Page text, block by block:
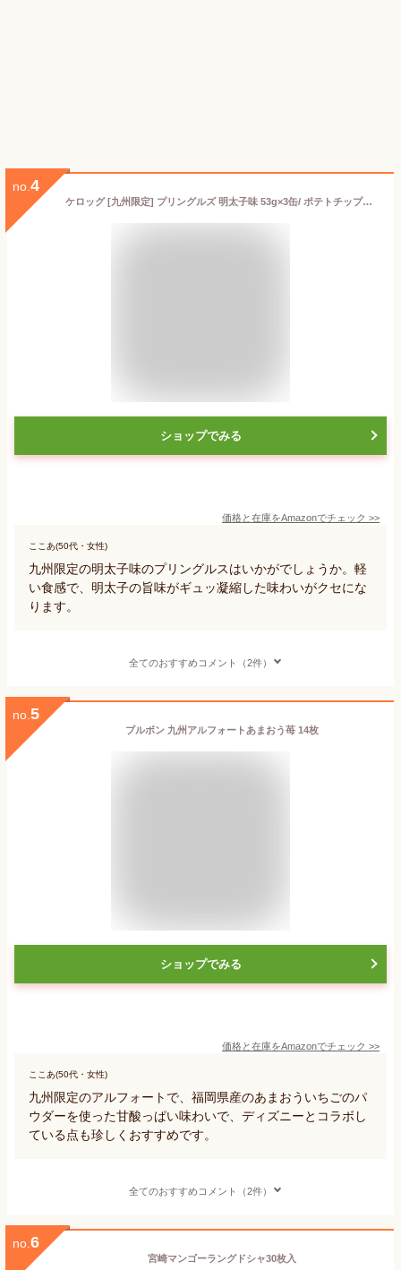
no. 4
ケロッグ [九州限定] プリングルズ 明太子味 53g×3缶/ ポテトチップス ポテチ
ショップでみる
価格と在庫をAmazonでチェック >>
ここあ(50代・女性)
九州限定の明太子味のプリングルスはいかがでしょうか。軽
い食感で、明太子の旨味がギュッ凝縮した味わいがクセにな
ります。
全てのおすすめコメント（2件）
no. 5
ブルボン 九州アルフォートあまおう苺 14枚
ショップでみる
価格と在庫をAmazonでチェック >>
ここあ(50代・女性)
九州限定のアルフォートで、福岡県産のあまおういちごのパ
ウダーを使った甘酸っぱい味わいで、ディズニーとコラボし
ている点も珍しくおすすめです。
全てのおすすめコメント（2件）
no. 6
宮崎マンゴーラングドシャ30枚入